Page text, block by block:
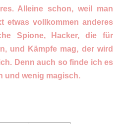
Alleine schon, weil man
etwas vollkommen anderes
Spione, Hacker, die für
und Kämpfe mag, der wird
Denn auch so finde ich es
und wenig magisch.